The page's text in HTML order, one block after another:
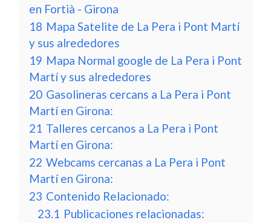
en Fortià - Girona
18 Mapa Satelite de La Pera i Pont Martí
y sus alrededores
19 Mapa Normal google de La Pera i Pont
Martí y sus alrededores
20 Gasolineras cercans a La Pera i Pont
Martí en Girona:
21 Talleres cercanos a La Pera i Pont
Martí en Girona:
22 Webcams cercanas a La Pera i Pont
Martí en Girona:
23 Contenido Relacionado:
23.1 Publicaciones relacionadas: